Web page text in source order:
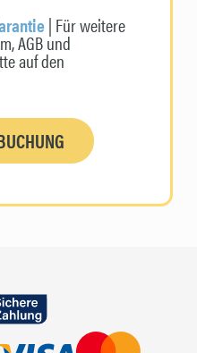
| Für weitere
AGB und
auf den